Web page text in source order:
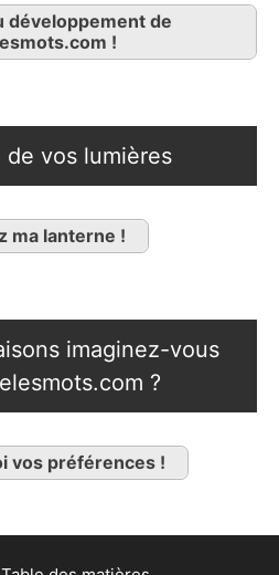
développement de
!
de vos lumières
ma lanterne !
imaginez-vous
?
vos préférences !